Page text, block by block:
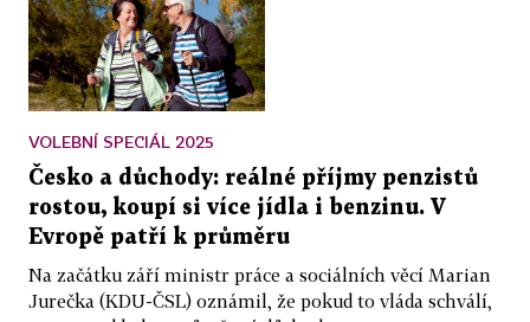
VOLEBNÍ SPECIÁL 2025
Česko a důchody: reálné příjmy penzistů
rostou, koupí si více jídla i benzinu. V
Evropě patří k průměru
Na začátku září ministr práce a sociálních věcí Marian
Jurečka (KDU-ČSL) oznámil, že pokud to vláda schválí,